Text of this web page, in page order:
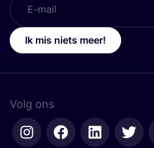
Ik mis niets meer!
Volg ons